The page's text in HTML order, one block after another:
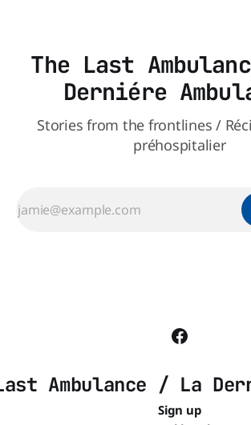
The Last
Derniére
Stories from the frontlines /
préhospitalier
Ambulance / La
Sign up